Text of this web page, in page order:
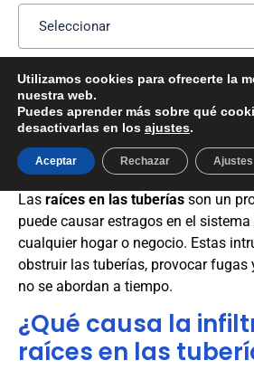
Cómo
eliminar
tuberías
Las raíces en las tuberías son un
puede causar estragos en el
cualquier hogar o negocio. Estas
obstruir las tuberías, provocar fugas
no se abordan a tiempo.
¿Qué causa la
raíces en las
Utilizamos cookies para ofrecerte la
nuestra web.
Puedes aprender más sobre qué
desactivarlas en los ajustes.
Aceptar Rechazar Ajustes